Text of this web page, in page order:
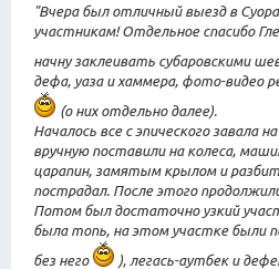
"Вчера был отличный выезд в
участникам! Отдельное спасибо
начну заклеивать субаровскими
дефа, уаза и хаммера, фото-видео
(о них отдельно далее).
Началось все с эпического завала
вручную поставили на колеса,
царапин, замятым крылом и
пострадал. После этого
Потом был достаточно узкий
была топь, на этом участке были
без него
), легась-аутбек и